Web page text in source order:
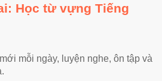
Học từ vựng Tiếng
mỗi ngày, luyện nghe, ôn tập và